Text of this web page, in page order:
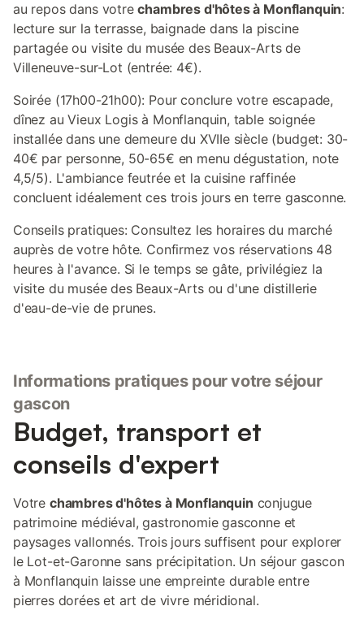
au repos dans votrechambres d'hôtes à Monflanquin:
lecture sur la terrasse, baignade dans la piscine
partagée ou visite du musée des Beaux-Arts de
Villeneuve-sur-Lot (entrée: 4€).
Soirée (17h00-21h00): Pour conclure votre escapade,
dînez au Vieux Logis à Monflanquin, table soignée
installée dans une demeure du XVIIe siècle (budget: 30-
40€ par personne, 50-65€ en menu dégustation, note
4,5/5). L'ambiance feutrée et la cuisine raffinée
concluent idéalement ces trois jours en terre gasconne.
Conseils pratiques: Consultez les horaires du marché
auprès de votre hôte. Confirmez vos réservations 48
heures à l'avance. Si le temps se gâte, privilégiez la
visite du musée des Beaux-Arts ou d'une distillerie
d'eau-de-vie de prunes.
Informations pratiques pour votre séjour
gascon
Budget, transport et
conseils d'expert
Votre chambres d'hôtes à Monflanquin conjugue
patrimoine médiéval, gastronomie gasconne et
paysages vallonnés. Trois jours suffisent pour explorer
le Lot-et-Garonne sans précipitation. Un séjour gascon
à Monflanquin laisse une empreinte durable entre
pierres dorées et art de vivre méridional.